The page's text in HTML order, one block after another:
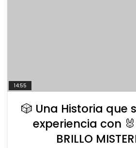
14:55
🎲 Una Historia que
experiencia con 🐰
BRILLO